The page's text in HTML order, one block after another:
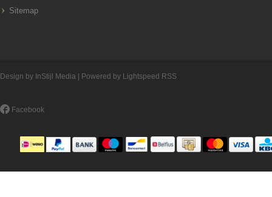
Sitemap
Design by InStijl Media | Powered by Lightspeed RSS
Facebook